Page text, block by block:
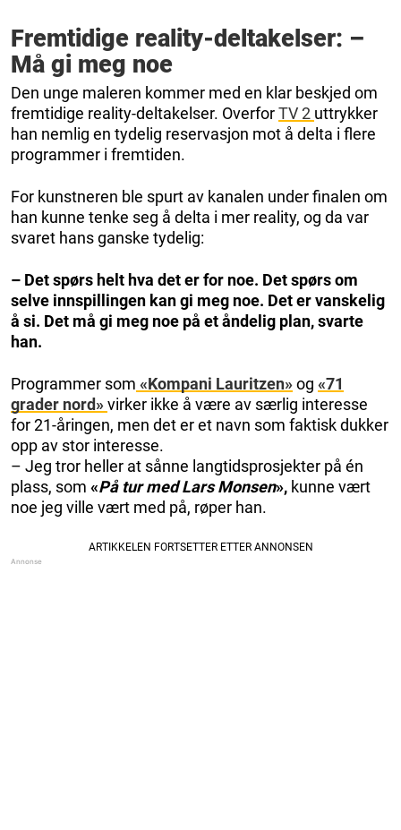
Fremtidige reality-deltakelser: –
Må gi meg noe
Den unge maleren kommer med en klar beskjed om
fremtidige reality-deltakelser. OverforTV 2 uttrykker
han nemlig en tydelig reservasjon mot å delta i flere
programmer i fremtiden.
For kunstneren ble spurt av kanalen under finalen om
han kunne tenke seg å delta i mer reality, og da var
svaret hans ganske tydelig:
– Det spørs helt hva det er for noe. Det spørs om
selve innspillingen kan gi meg noe. Det er vanskelig
å si. Det må gi meg noe på et åndelig plan, svarte
han.
Programmer som «Kompani Lauritzen»og «71
grader nord»virker ikke å være av særlig interesse
for 21-åringen, men det er et navn som faktisk dukker
opp av stor interesse.
– Jeg tror heller at sånne langtidsprosjekter på én
plass, som «På tur med Lars Monsen», kunne vært
noe jeg ville vært med på, røper han.